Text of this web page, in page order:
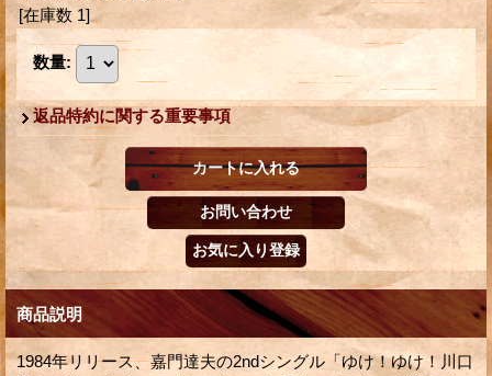
[在庫数 1]
数量:
返品特約に関する重要事項
商品説明
1984年リリース、嘉門達夫の2ndシングル「ゆけ！ゆけ！川口